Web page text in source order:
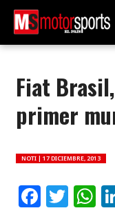
Fiat
primer
NOTI | 17 DICIEMBRE, 2013